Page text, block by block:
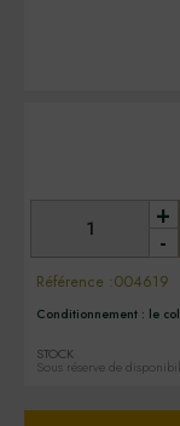
-
+
Référence :004619
Conditionnement : le col
STOCK
Sous réserve de